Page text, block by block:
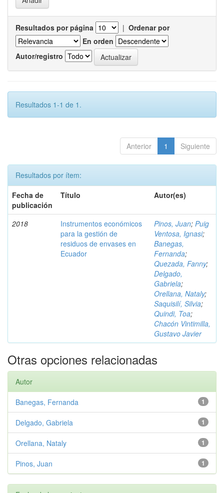
Resultados por página | Ordenar por
En orden
Autor/registro
Resultados 1-1 de 1.
Anterior 1 Siguiente
Resultados por ítem:
Fecha de
publicación
Título Autor(es)
2018
Instrumentos económicos
para la gestión de
residuos de envases en
Ecuador
Pinos, Juan; Puig
Ventosa, Ignasi;
Banegas,
Fernanda;
Quezada, Fanny;
Delgado,
Gabriela;
Orellana, Nataly;
Saquisilí, Silvia;
Quindi, Toa;
Chacón Vintimilla,
Gustavo Javier
Otras opciones relacionadas
Autor
1
Banegas, Fernanda
1
Delgado, Gabriela
1
Orellana, Nataly
1
Pinos, Juan